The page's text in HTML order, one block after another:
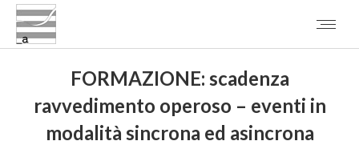
FORMAZIONE: scadenza
ravvedimento operoso – eventi in
modalità sincrona ed asincrona